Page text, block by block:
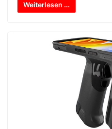
Weiterlesen ...